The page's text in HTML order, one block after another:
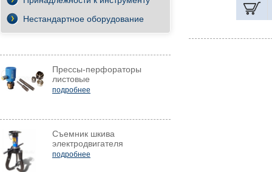
Нестандартное оборудование
Прессы-перфораторы
листовые
подробнее
Съемник шкива
электродвигателя
подробнее